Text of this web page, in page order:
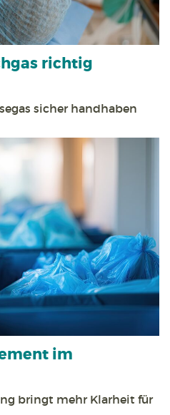
richtig
sicher handhaben
im
bringt mehr Klarheit für